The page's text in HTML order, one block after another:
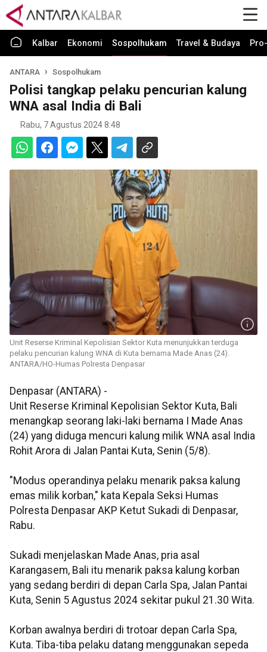
Kalbar Ekonomi Sospolhukam Travel & Budaya
ANTARA Sospolhukam
Polisi tangkap pelaku pencurian kalung
WNA asal India di Bali
Rabu, 7 Agustus 2024 8:48
Unit Reserse Kriminal Kepolisian Sektor Kuta menunjukkan terduga
pelaku pencurian kalung WNA di Kuta bernama Made Anas (24).
ANTARA/HO-Humas Polresta Denpasar
Denpasar (ANTARA) -
Unit Reserse Kriminal Kepolisian Sektor Kuta, Bali
menangkap seorang laki-laki bernama I Made Anas
(24) yang diduga mencuri kalung milik WNA asal India
Rohit Arora di Jalan Pantai Kuta, Senin (5/8).
"Modus operandinya pelaku menarik paksa kalung
emas milik korban," kata Kepala Seksi Humas
Polresta Denpasar AKP Ketut Sukadi di Denpasar,
Rabu.
Sukadi menjelaskan Made Anas, pria asal
Karangasem, Bali itu menarik paksa kalung korban
yang sedang berdiri di depan Carla Spa, Jalan Pantai
Kuta, Senin 5 Agustus 2024 sekitar pukul 21.30 Wita.
Korban awalnya berdiri di trotoar depan Carla Spa,
Kuta. Tiba-tiba pelaku datang menggunakan sepeda